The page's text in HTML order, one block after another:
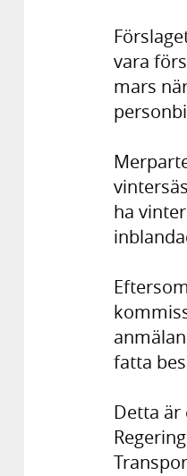
vara
mars
ha
fatta
Detta